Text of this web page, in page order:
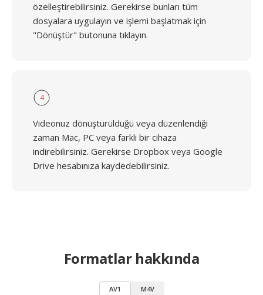
özelleştirebilirsiniz. Gerekirse bunları tüm
dosyalara uygulayın ve işlemi başlatmak için
"Dönüştür" butonuna tıklayın.
4
Videonuz dönüştürüldüğü veya düzenlendiği
zaman Mac, PC veya farklı bir cihaza
indirebilirsiniz. Gerekirse Dropbox veya Google
Drive hesabınıza kaydedebilirsiniz.
Formatlar hakkında
AV1 M4V